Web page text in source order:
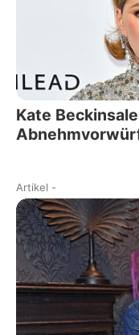
Kate
Artikel -